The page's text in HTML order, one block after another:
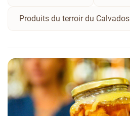
Produits du terroir du Calvados